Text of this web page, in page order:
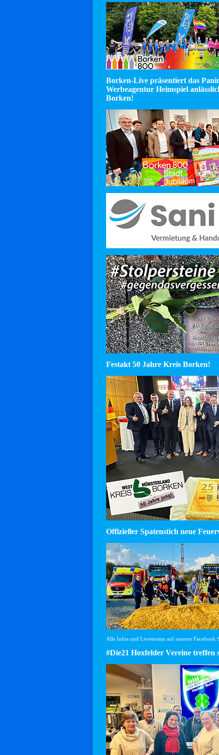
Borken-Live präsentiert das
Werbeagentur Heimspiel
Borken!
Festakt 50 Jahre Kreis Borken!
Offizieller Spatenstich neue
Alle Infos und Livestream auf unserer Facebook
#Die21 Hoxfelder Vereine treffen